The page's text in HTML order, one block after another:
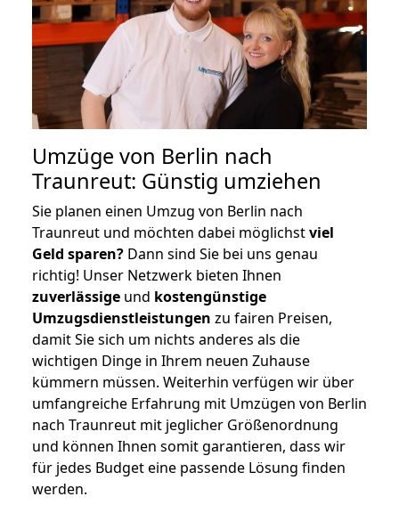
Umzüge von Berlin nach
Traunreut: Günstig umziehen
Sie planen einen Umzug von Berlin nach
Traunreut und möchten dabei möglichstviel
Geld sparen? Dann sind Sie bei uns genau
richtig! Unser Netzwerk bieten Ihnen
zuverlässige und kostengünstige
Umzugsdienstleistungen zu fairen Preisen,
damit Sie sich um nichts anderes als die
wichtigen Dinge in Ihrem neuen Zuhause
kümmern müssen. Weiterhin verfügen wir über
umfangreiche Erfahrung mit Umzügen von Berlin
nach Traunreut mit jeglicher Größenordnung
und können Ihnen somit garantieren, dass wir
für jedes Budget eine passende Lösung finden
werden.